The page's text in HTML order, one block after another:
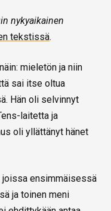
nykyaikainen
tekstissä.
näin: mieletön ja niin
sai itse oltua
Hän oli selvinnyt
laitetta ja
oli yllättänyt hänet
joissa ensimmäisessä
ja toinen meni